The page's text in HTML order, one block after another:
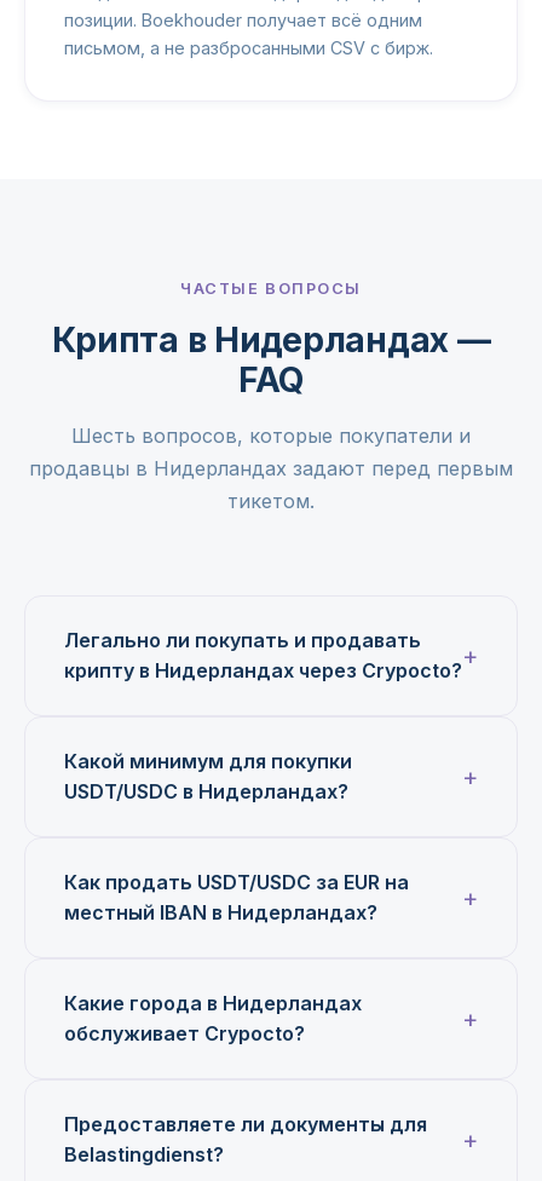
позиции. Boekhouder получает всё одним
письмом, а не разбросанными CSV с бирж.
ЧАСТЫЕ ВОПРОСЫ
Крипта в Нидерландах —
FAQ
Шесть вопросов, которые покупатели и
продавцы в Нидерландах задают перед первым
тикетом.
Легально ли покупать и продавать
крипту в Нидерландах через Crypocto?
Какой минимум для покупки
USDT/USDC в Нидерландах?
Как продать USDT/USDC за EUR на
местный IBAN в Нидерландах?
Какие города в Нидерландах
обслуживает Crypocto?
Предоставляете ли документы для
Belastingdienst?